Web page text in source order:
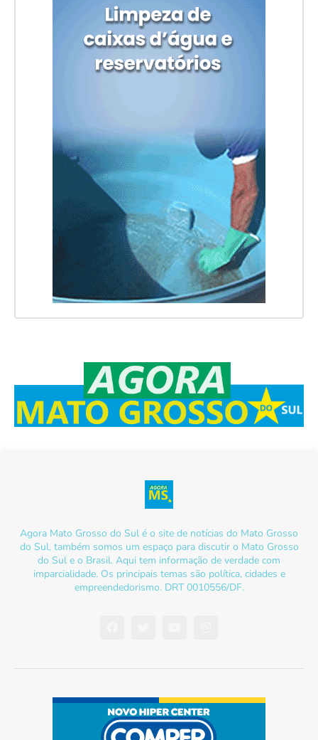
Agora Mato Grosso do Sul é o site de notícias do Mato Grosso
do Sul, também somos um espaço para discutir o Mato Grosso
do Sul e o Brasil. Aqui tem informação de verdade com
imparcialidade. Os principais temas são política, cidades e
empreendedorismo. DRT 0010556/DF.